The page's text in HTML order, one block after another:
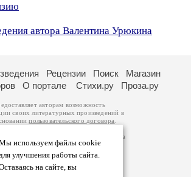
автора Валентина Урюкина
используем файлы cookie
улучшения работы сайта.
на сайте, вы
Рецензии Поиск
Магазин
О портале Стихи.ру Проза.ру
авторам возможность
своих литературных произведений в
пользовательского договора
на произведения принадлежат авторам
. Перепечатка произведений возможна
автора, к которому вы можете
странице. Ответственность за
авторы несут самостоятельно на
изаконодательства